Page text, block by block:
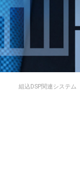
組込DSP関連システム